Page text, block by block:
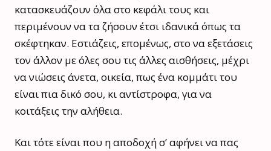
κατασκευάζουν όλα στο κεφάλι τους και
περιμένουν να τα ζήσουν έτσι ιδανικά όπως τα
σκέφτηκαν. Εστιάζεις, επομένως, στο να εξετάσεις
τον άλλον με όλες σου τις άλλες αισθήσεις, μέχρι
να νιώσεις άνετα, οικεία, πως ένα κομμάτι του
είναι πια δικό σου, κι αντίστροφα, για να
κοιτάξεις την αλήθεια.
Και τότε είναι που η αποδοχή σ’ αφήνει να πας